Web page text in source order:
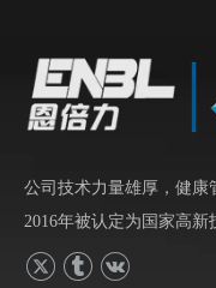
公司技术力量雄厚，健康
2016年被认定为国家高新